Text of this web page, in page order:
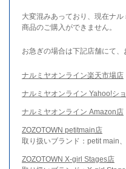
大変混みあっており、現在ナ
商品のご購入ができません。
お急ぎの場合は下記店舗にて、
ナルミヤオンライン楽天市場店
ナルミヤオンライン Yahoo!シ
ナルミヤオンライン Amazon店
ZOZOTOWN petitmain店
取り扱いブランド：petit main
ZOZOTOWN X-girl Stages店